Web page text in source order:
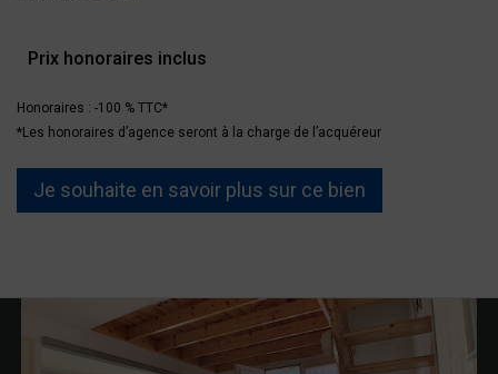
Prix honoraires inclus
Honoraires : -100 % TTC*
*Les honoraires d’agence seront à la charge de l’acquéreur
Je souhaite en savoir plus sur ce bien